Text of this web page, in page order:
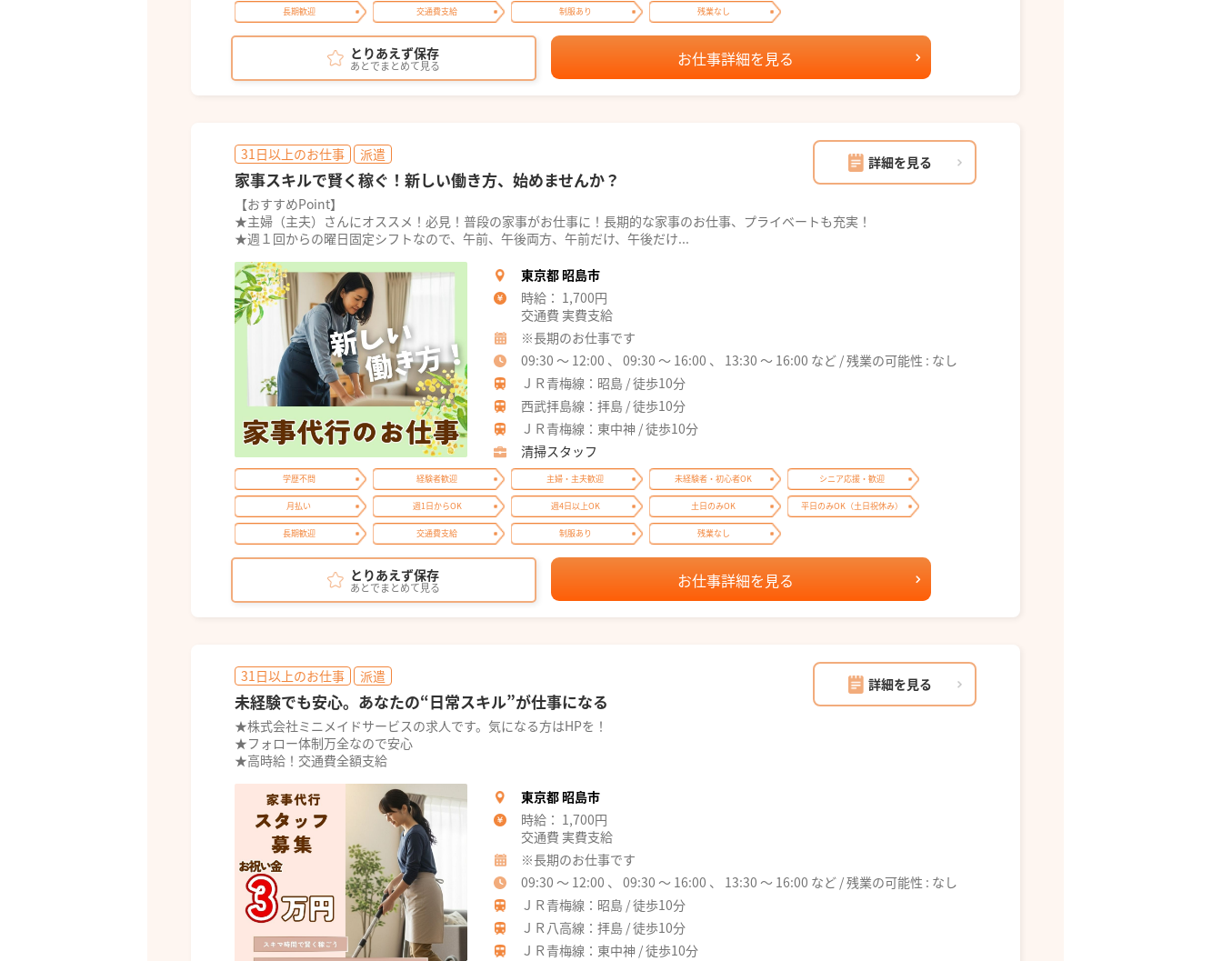
長期歓迎 交通費支給 制服あり 残業なし
とりあえず保存
あとでまとめて見る お仕事詳細を見る
31日以上のお仕事 派遣 詳細を見る
家事スキルで賢く稼ぐ！新しい働き方、始めませんか？
【おすすめPoint】
★主婦（主夫）さんにオススメ！必見！普段の家事がお仕事に！長期的な家事のお仕事、プライベートも充実！
★週１回からの曜日固定シフトなので、午前、午後両方、午前だけ、午後だけ...
東京都 昭島市
時給： 1,700円
交通費 実費支給
※長期のお仕事です
09:30 ～ 12:00 、 09:30 ～ 16:00 、 13:30 ～ 16:00 など / 残業の可能性 : なし
ＪＲ青梅線：昭島 / 徒歩10分
西武拝島線：拝島 / 徒歩10分
ＪＲ青梅線：東中神 / 徒歩10分
清掃スタッフ
学歴不問 経験者歓迎 主婦・主夫歓迎 未経験者・初心者OK シニア応援・歓迎
月払い 週1日からOK 週4日以上OK 土日のみOK 平日のみOK（土日祝休み）
長期歓迎 交通費支給 制服あり 残業なし
とりあえず保存
あとでまとめて見る お仕事詳細を見る
31日以上のお仕事 派遣 詳細を見る
未経験でも安心。あなたの“日常スキル”が仕事になる
★株式会社ミニメイドサービスの求人です。気になる方はHPを！
★フォロー体制万全なので安心
★高時給！交通費全額支給
東京都 昭島市
時給： 1,700円
交通費 実費支給
※長期のお仕事です
09:30 ～ 12:00 、 09:30 ～ 16:00 、 13:30 ～ 16:00 など / 残業の可能性 : なし
ＪＲ青梅線：昭島 / 徒歩10分
ＪＲ八高線：拝島 / 徒歩10分
ＪＲ青梅線：東中神 / 徒歩10分